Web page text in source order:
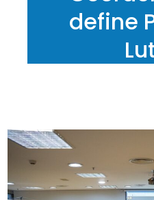
define